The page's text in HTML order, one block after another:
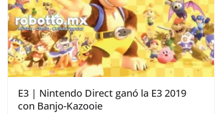
E3 | Nintendo Direct ganó la E3 2019
con Banjo-Kazooie